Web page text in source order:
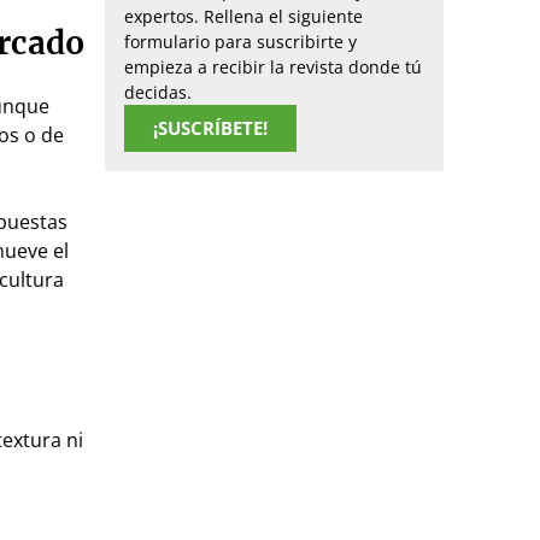
o de
el
ni
expertos. Rellena el siguiente
formulario para suscribirte y
empieza a recibir la revista donde tú
decidas.
¡SUSCRÍBETE!